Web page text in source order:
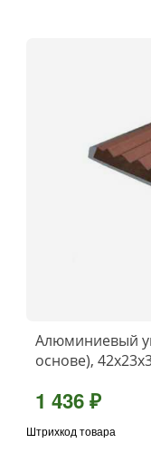
Алюминиевый
основе),
1 436 ₽
Штрихкод товара